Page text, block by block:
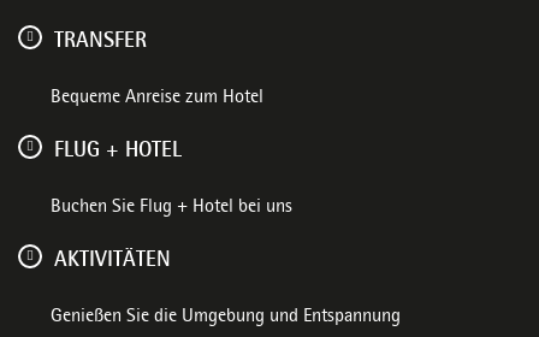
TRANSFER
Bequeme Anreise zum Hotel
FLUG + HOTEL
Buchen Sie Flug + Hotel bei uns
AKTIVITÄTEN
Genießen Sie die Umgebung und Entspannung